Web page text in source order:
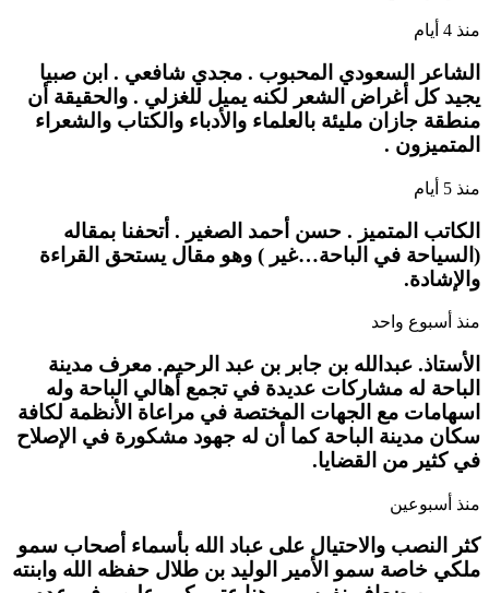
منذ 4 أيام
الشاعر السعودي المحبوب . مجدي شافعي . ابن صبيا
يجيد كل أغراض الشعر لكنه يميل للغزلي . والحقيقة أن
منطقة جازان مليئة بالعلماء والأدباء والكتاب والشعراء
المتميزون .
منذ 5 أيام
الكاتب المتميز . حسن أحمد الصغير . أتحفنا بمقاله
(السياحة في الباحة…غير ) وهو مقال يستحق القراءة
والإشادة.
منذ أسبوع واحد
الأستاذ. عبدالله بن جابر بن عبد الرحيم. معرف مدينة
الباحة له مشاركات عديدة في تجمع أهالي الباحة وله
اسهامات مع الجهات المختصة في مراعاة الأنظمة لكافة
سكان مدينة الباحة كما أن له جهود مشكورة في الإصلاح
في كثير من القضايا.
منذ أسبوعين
كثر النصب والاحتيال على عباد الله بأسماء أصحاب سمو
ملكي خاصة سمو الأمير الوليد بن طلال حفظه الله وابنته